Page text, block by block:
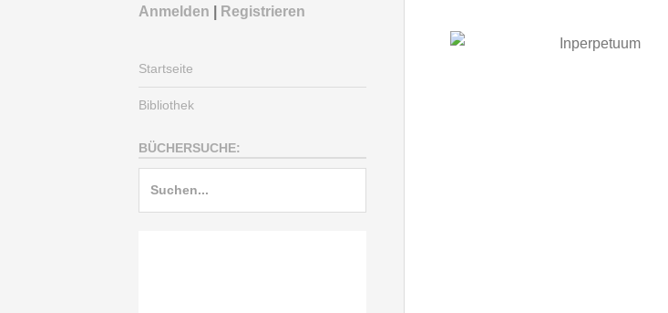
Anmelden Registrieren
Startseite
Bibliothek
BÜCHERSUCHE: